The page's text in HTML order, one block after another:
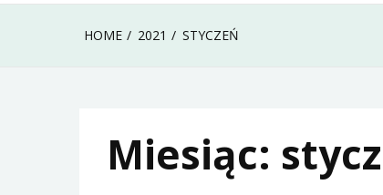
HOME 2021 STYCZEŃ
Miesiąc: